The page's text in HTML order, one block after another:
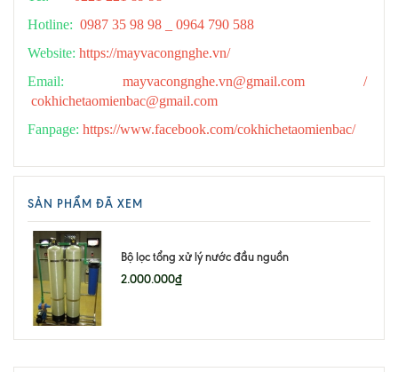
Hotline: 0987 35 98 98 _ 0964 790 588
Website: https://mayvacongnghe.vn/
Email: mayvacongnghe.vn@gmail.com /
cokhichetaomienbac@gmail.com
Fanpage: https://www.facebook.com/cokhichetaomienbac/
SẢN PHẨM ĐÃ XEM
Bộ lọc tổng xử lý nước đầu nguồn
2.000.000₫